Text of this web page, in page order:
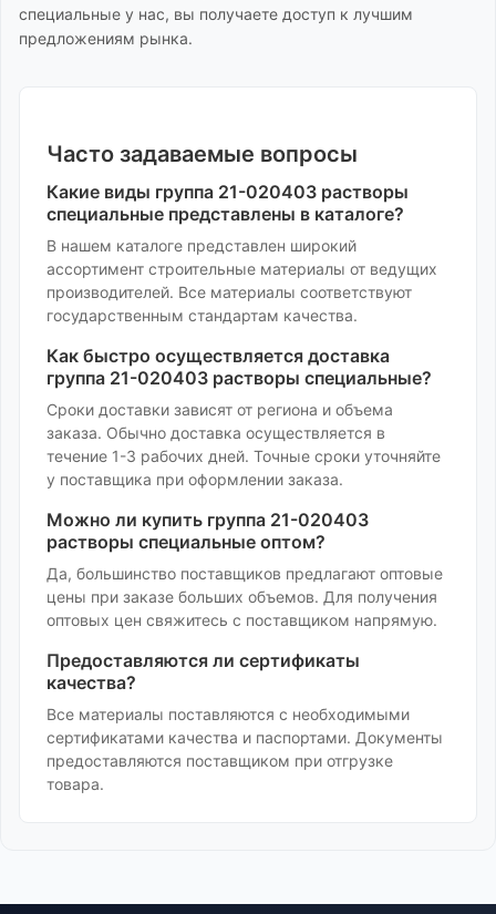
специальные у нас, вы получаете доступ к лучшим
предложениям рынка.
Часто задаваемые вопросы
Какие виды группа 21-020403 растворы
специальные представлены в каталоге?
В нашем каталоге представлен широкий
ассортимент строительные материалы от ведущих
производителей. Все материалы соответствуют
государственным стандартам качества.
Как быстро осуществляется доставка
группа 21-020403 растворы специальные?
Сроки доставки зависят от региона и объема
заказа. Обычно доставка осуществляется в
течение 1-3 рабочих дней. Точные сроки уточняйте
у поставщика при оформлении заказа.
Можно ли купить группа 21-020403
растворы специальные оптом?
Да, большинство поставщиков предлагают оптовые
цены при заказе больших объемов. Для получения
оптовых цен свяжитесь с поставщиком напрямую.
Предоставляются ли сертификаты
качества?
Все материалы поставляются с необходимыми
сертификатами качества и паспортами. Документы
предоставляются поставщиком при отгрузке
товара.